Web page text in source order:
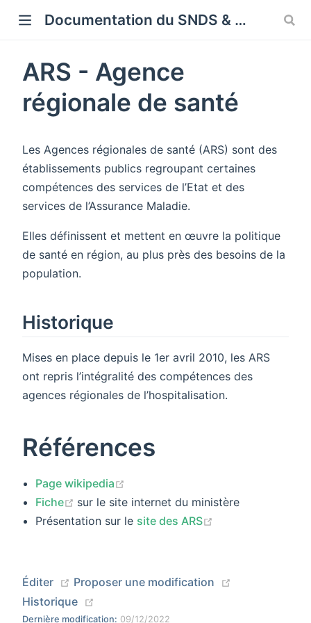
Documentation du SNDS & SNDS OMOP
ARS - Agence
régionale de santé
Les Agences régionales de santé (ARS) sont des
établissements publics regroupant certaines
compétences des services de l’Etat et des
services de l’Assurance Maladie.
Elles définissent et mettent en œuvre la politique
de santé en région, au plus près des besoins de la
population.
Historique
Mises en place depuis le 1er avril 2010, les ARS
ont repris l’intégralité des compétences des
agences régionales de l’hospitalisation.
Références
Page wikipedia
Fiche
(opens new window)
sur le site internet du ministère
Présentation sur le site des ARS
Éditer (opens new window)
Proposer une modification
Historique
Dernière modification: 09/12/2022